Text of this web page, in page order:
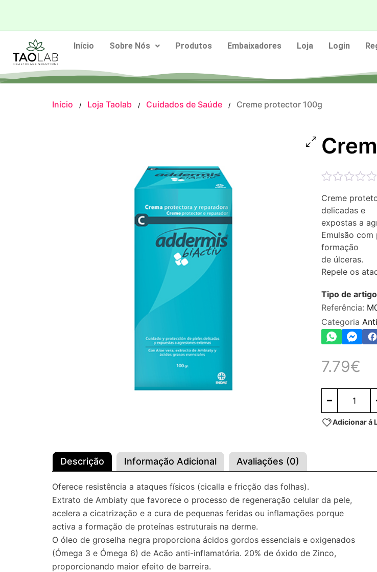
Início Sobre Nós Produtos Embaixadores Loja Login
Início / Loja Taolab / Cuidados de Saúde / Creme protector 100g
0
de
5
Creme
delicadas e
expostas a
Emulsão
formação
de úlceras.
Repele os
Tipo de
Referência:
Categoria
7.79€
Adicionar á
Descrição Informação Adicional Avaliações (0)
Oferece resistência a ataques físicos (cicalla e fricção das folhas).
Extrato de Ambiaty que favorece o processo de regeneração celular da pele,
acelera a cicatrização e a cura de pequenas feridas ou inflamações porque
activa a formação de proteínas estruturais na derme.
O óleo de groselha negra proporciona ácidos gordos essenciais e oxigenados
(Ómega 3 e Ómega 6) de Acão anti-inflamatória. 20% de óxido de Zinco,
proporcionando maior efeito de barreira.